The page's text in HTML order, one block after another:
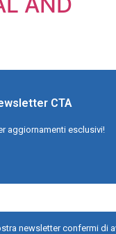
CTA
aggiornamenti esclusivi!
newsletter confermi di